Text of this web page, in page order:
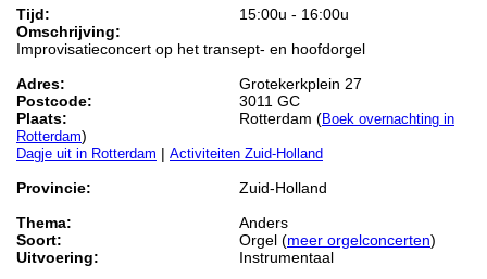
Tijd:
15:00u - 16:00u
Omschrijving:
Improvisatieconcert op het transept- en hoofdorgel
Adres:
Grotekerkplein 27
Postcode:
3011 GC
Plaats:
Rotterdam (Boek overnachting in
Rotterdam)
Dagje uit in Rotterdam | Activiteiten Zuid-Holland
Provincie:
Zuid-Holland
Thema:
Anders
Soort:
Orgel (meer orgelconcerten)
Uitvoering:
Instrumentaal